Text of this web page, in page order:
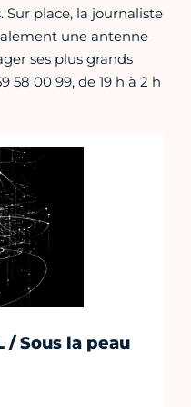
Sur place, la journaliste
une antenne
ses plus grands
58 00 99, de 19 h à 2 h
/ Sous la peau